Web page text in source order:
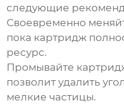
следующие
Своевременно
пока картридж
ресурс.
Промывайте
позволит удалить
мелкие частицы.